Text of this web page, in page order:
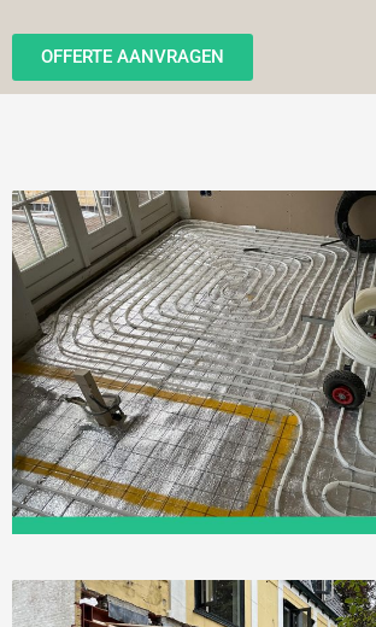
OFFERTE AANVRAGEN